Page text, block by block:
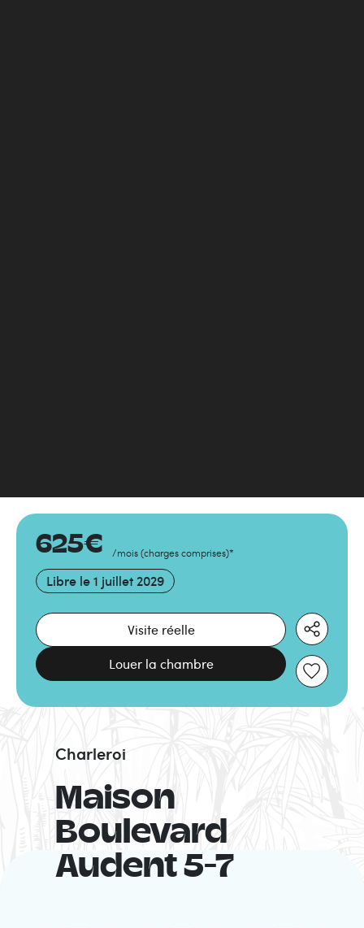
625€ /mois (charges comprises)*
Libre le 1 juillet 2029
Visite réelle
Louer la chambre
Maison
Boulevard
Audent 5-7
Charleroi